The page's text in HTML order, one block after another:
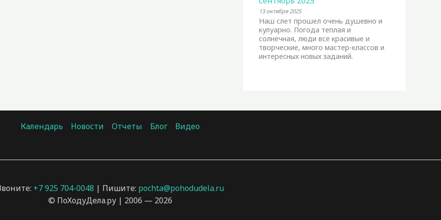
13 октября 2025
Наш слет прошел очень душевно и
кулуарно. Погода теплая и
солнечная, люди все красивые и
творческие, много мастер-классов и
интересных новых заданий.
Календарь Новости Отчеты Блог Видео
+7 925 704-0048 | Пишите: pochta@pohodudela.ru
© ПоХодуДела.ру | 2006 — 2026